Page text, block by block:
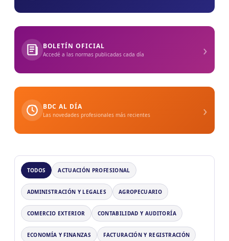
BOLETÍN OFICIAL
Accedé a las normas publicadas cada día ›
BDC AL DÍA
Las novedades profesionales más recientes ›
TODOS ACTUACIÓN PROFESIONAL
ADMINISTRACIÓN Y LEGALES AGROPECUARIO
COMERCIO EXTERIOR CONTABILIDAD Y AUDITORÍA
ECONOMÍA Y FINANZAS FACTURACIÓN Y REGISTRACIÓN